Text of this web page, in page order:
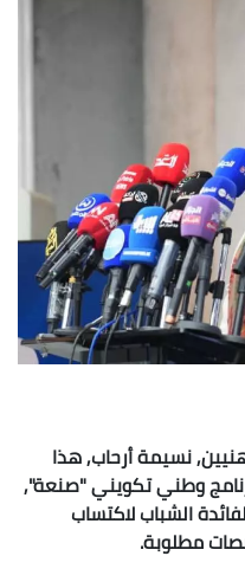
نسيمة أرحاب, هذا
وطني تكويني "صنعة",
الشباب لاكتساب
مطلوبة.